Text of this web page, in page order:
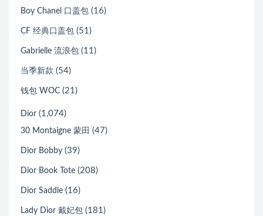
Boy Chanel 口盖包 (16)
CF 经典口盖包 (51)
Gabrielle 流浪包 (11)
当季新款 (54)
钱包 WOC (21)
Dior (1,074)
30 Montaigne 蒙田 (47)
Dior Bobby (39)
Dior Book Tote (208)
Dior Saddle (16)
Lady Dior 戴妃包 (181)